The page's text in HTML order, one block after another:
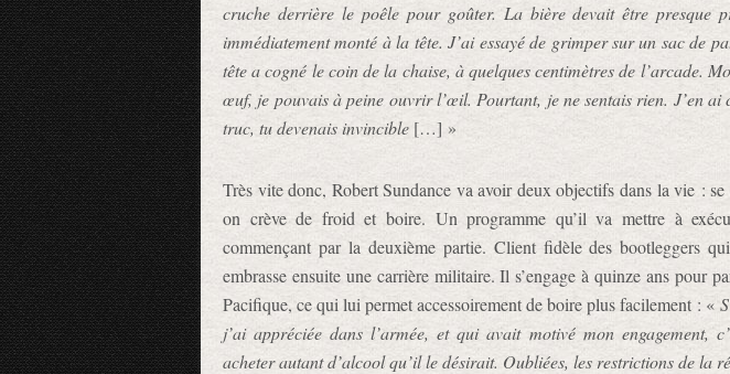
cruche derrière le poêle pour goûter. La bière devait être presque
immédiatement monté à la tête. J’ai essayé de grimper sur un sac de
tête a cogné le coin de la chaise, à quelques centimètres de l’arcade.
œuf, je pouvais à peine ouvrir l’œil. Pourtant, je ne sentais rien. J’en ai
truc, tu devenais invincible […] »
Très vite donc, Robert Sundance va avoir deux objectifs dans la vie : se
on crève de froid et boire. Un programme qu’il va mettre à
commençant par la deuxième partie. Client fidèle des bootleggers
embrasse ensuite une carrière militaire. Il s’engage à quinze ans pour
Pacifique, ce qui lui permet accessoirement de boire plus facilement : «
j’ai appréciée dans l’armée, et qui avait motivé mon engagement,
acheter autant d’alcool qu’il le désirait. Oubliées, les restrictions de la